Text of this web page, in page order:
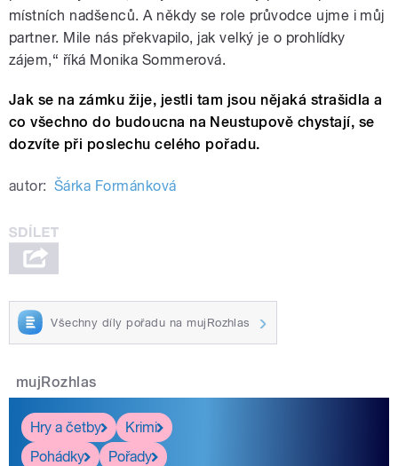
místních nadšenců. A někdy se role průvodce ujme i můj
partner. Mile nás překvapilo, jak velký je o prohlídky
zájem,“ říká Monika Sommerová.
Jak se na zámku žije, jestli tam jsou nějaká strašidla a
co všechno do budoucna na Neustupově chystají, se
dozvíte při poslechu celého pořadu.
autor: Šárka Formánková
Všechny díly pořadu na mujRozhlas
mujRozhlas
Hry a četby
Krimi
Pohádky
Pořady